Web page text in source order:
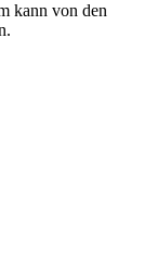
kann von den